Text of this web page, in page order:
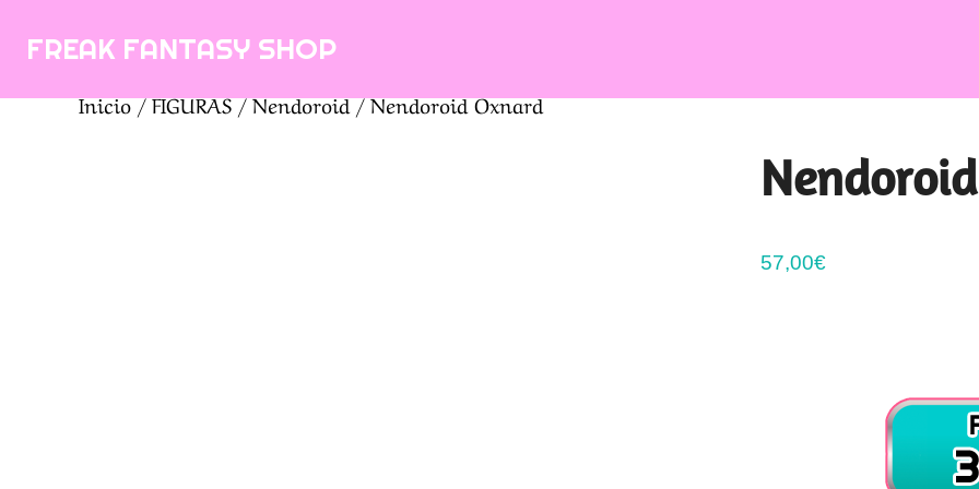
contenido
FREAK FANTASY SHOP
Inicio/FIGURAS/Nendoroid/ Nendoroid Oxnard
57,00€